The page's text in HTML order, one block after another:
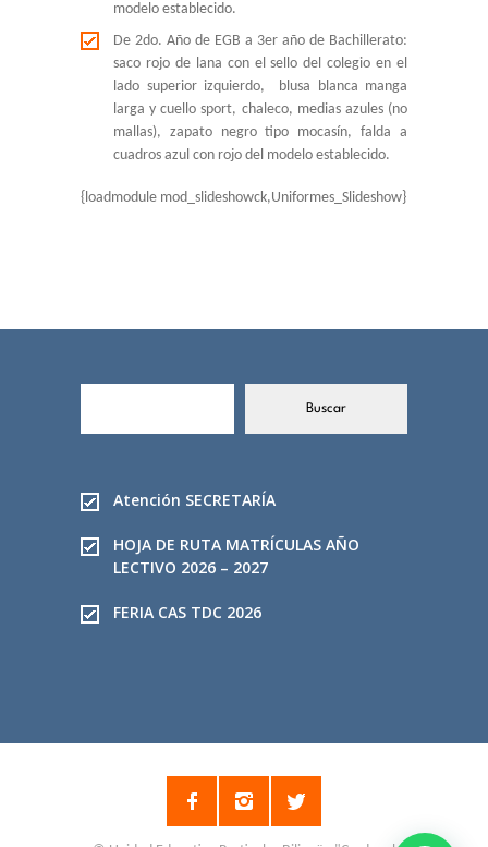
modelo establecido.
De 2do. Año de EGB a 3er año de Bachillerato:
saco rojo de lana con el sello del colegio en el
lado superior izquierdo, blusa blanca manga
larga y cuello sport, chaleco, medias azules (no
mallas), zapato negro tipo mocasín, falda a
cuadros azul con rojo del modelo establecido.
{loadmodule mod_slideshowck,Uniformes_Slideshow}
s
r
Buscar
Atención SECRETARÍA
HOJA DE RUTA MATRÍCULAS AÑO
LECTIVO 2026 – 2027
FERIA CAS TDC 2026